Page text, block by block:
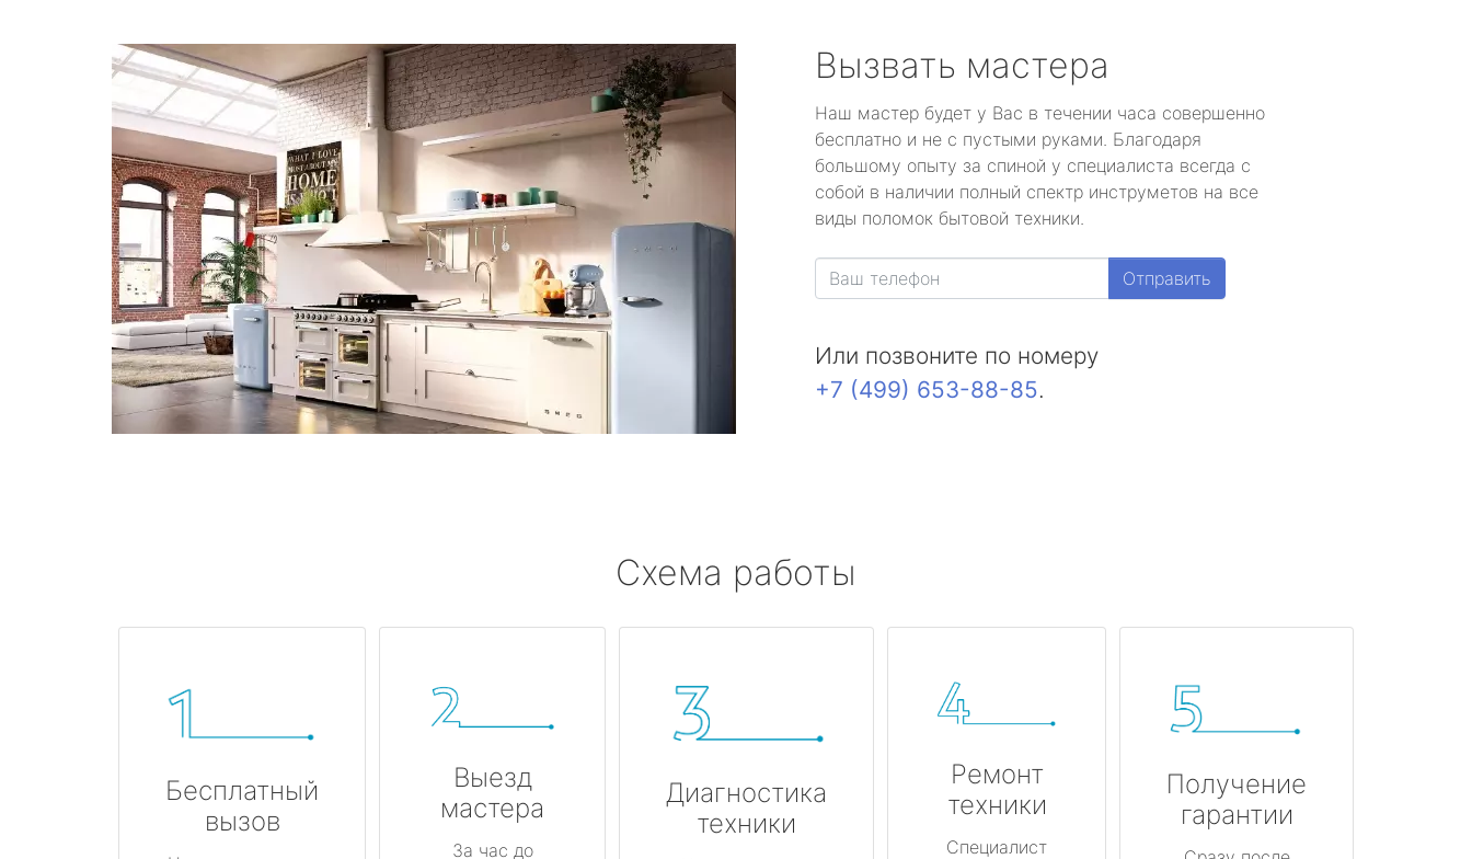
Вызвать мастера
Наш мастер будет у Вас в течении часа совершенно
бесплатно и не с пустыми руками. Благодаря
большому опыту за спиной у специалиста всегда с
собой в наличии полный спектр инструметов на все
виды поломок бытовой техники.
Отправить
Или позвоните по номеру
+7 (499) 653-88-85.
Схема работы
Бесплатный
вызов
Выезд
мастера
За час до
Диагностика
техники
Ремонт
техники
Специалист
Получение
гарантии